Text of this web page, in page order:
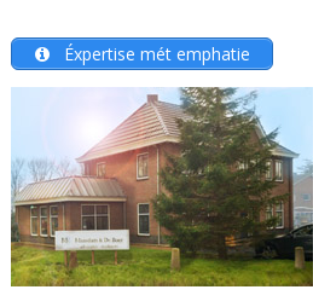
Éxpertise mét emphatie